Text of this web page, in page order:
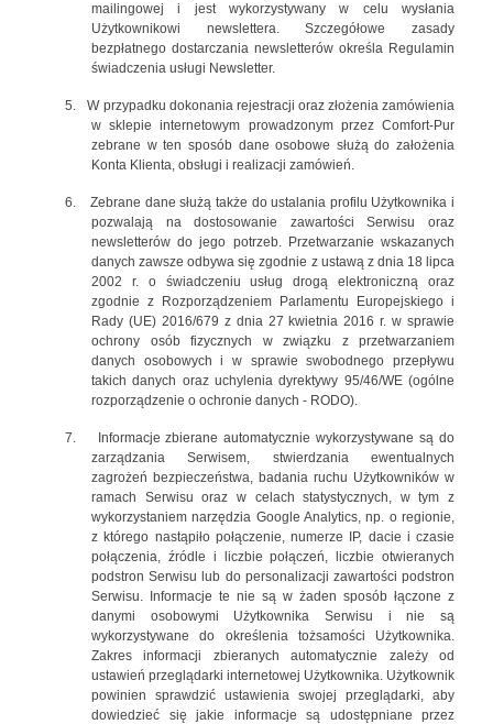
mailingowej i jest wykorzystywany w celu wysłania
Użytkownikowi newslettera. Szczegółowe zasady
bezpłatnego dostarczania newsletterów określa Regulamin
świadczenia usługi Newsletter.
5.
W przypadku dokonania rejestracji oraz złożenia zamówienia
w sklepie internetowym prowadzonym przez Comfort-Pur
zebrane w ten sposób dane osobowe służą do założenia
Konta Klienta, obsługi i realizacji zamówień.
6.
Zebrane dane służą także do ustalania profilu Użytkownika i
pozwalają na dostosowanie zawartości Serwisu oraz
newsletterów do jego potrzeb. Przetwarzanie wskazanych
danych zawsze odbywa się zgodnie z ustawą z dnia 18 lipca
2002 r. o świadczeniu usług drogą elektroniczną oraz
zgodnie z Rozporządzeniem Parlamentu Europejskiego i
Rady (UE) 2016/679 z dnia 27 kwietnia 2016 r. w sprawie
ochrony osób fizycznych w związku z przetwarzaniem
danych osobowych i w sprawie swobodnego przepływu
takich danych oraz uchylenia dyrektywy 95/46/WE (ogólne
rozporządzenie o ochronie danych - RODO).
7.
Informacje zbierane automatycznie wykorzystywane są do
zarządzania Serwisem, stwierdzania ewentualnych
zagrożeń bezpieczeństwa, badania ruchu Użytkowników w
ramach Serwisu oraz w celach statystycznych, w tym z
wykorzystaniem narzędzia Google Analytics, np. o regionie,
z którego nastąpiło połączenie, numerze IP, dacie i czasie
połączenia, źródle i liczbie połączeń, liczbie otwieranych
podstron Serwisu lub do personalizacji zawartości podstron
Serwisu. Informacje te nie są w żaden sposób łączone z
danymi osobowymi Użytkownika Serwisu i nie są
wykorzystywane do określenia tożsamości Użytkownika.
Zakres informacji zbieranych automatycznie zależy od
ustawień przeglądarki internetowej Użytkownika. Użytkownik
powinien sprawdzić ustawienia swojej przeglądarki, aby
dowiedzieć się jakie informacje są udostępniane przez